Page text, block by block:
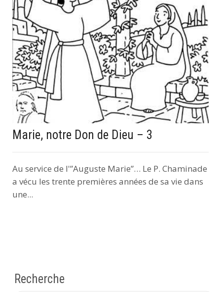
Marie, notre Don de Dieu – 3
Au service de l'”Auguste Marie”… Le P. Chaminade
a vécu les trente premières années de sa vie dans
une...
Recherche